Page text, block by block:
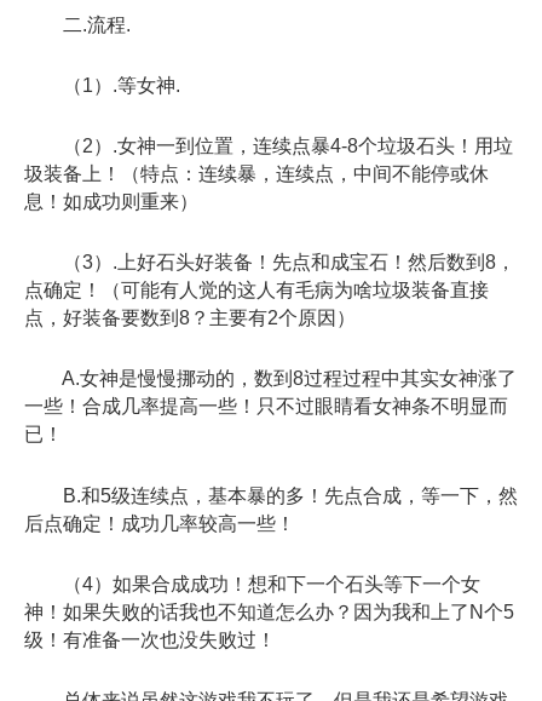
二.流程.
（1）.等女神.
（2）.女神一到位置，连续点暴4-8个垃圾石头！用垃
圾装备上！（特点：连续暴，连续点，中间不能停或休
息！如成功则重来）
（3）.上好石头好装备！先点和成宝石！然后数到8，
点确定！（可能有人觉的这人有毛病为啥垃圾装备直接
点，好装备要数到8？主要有2个原因）
A.女神是慢慢挪动的，数到8过程过程中其实女神涨了
一些！合成几率提高一些！只不过眼睛看女神条不明显而
已！
B.和5级连续点，基本暴的多！先点合成，等一下，然
后点确定！成功几率较高一些！
（4）如果合成成功！想和下一个石头等下一个女
神！如果失败的话我也不知道怎么办？因为我和上了N个5
级！有准备一次也没失败过！